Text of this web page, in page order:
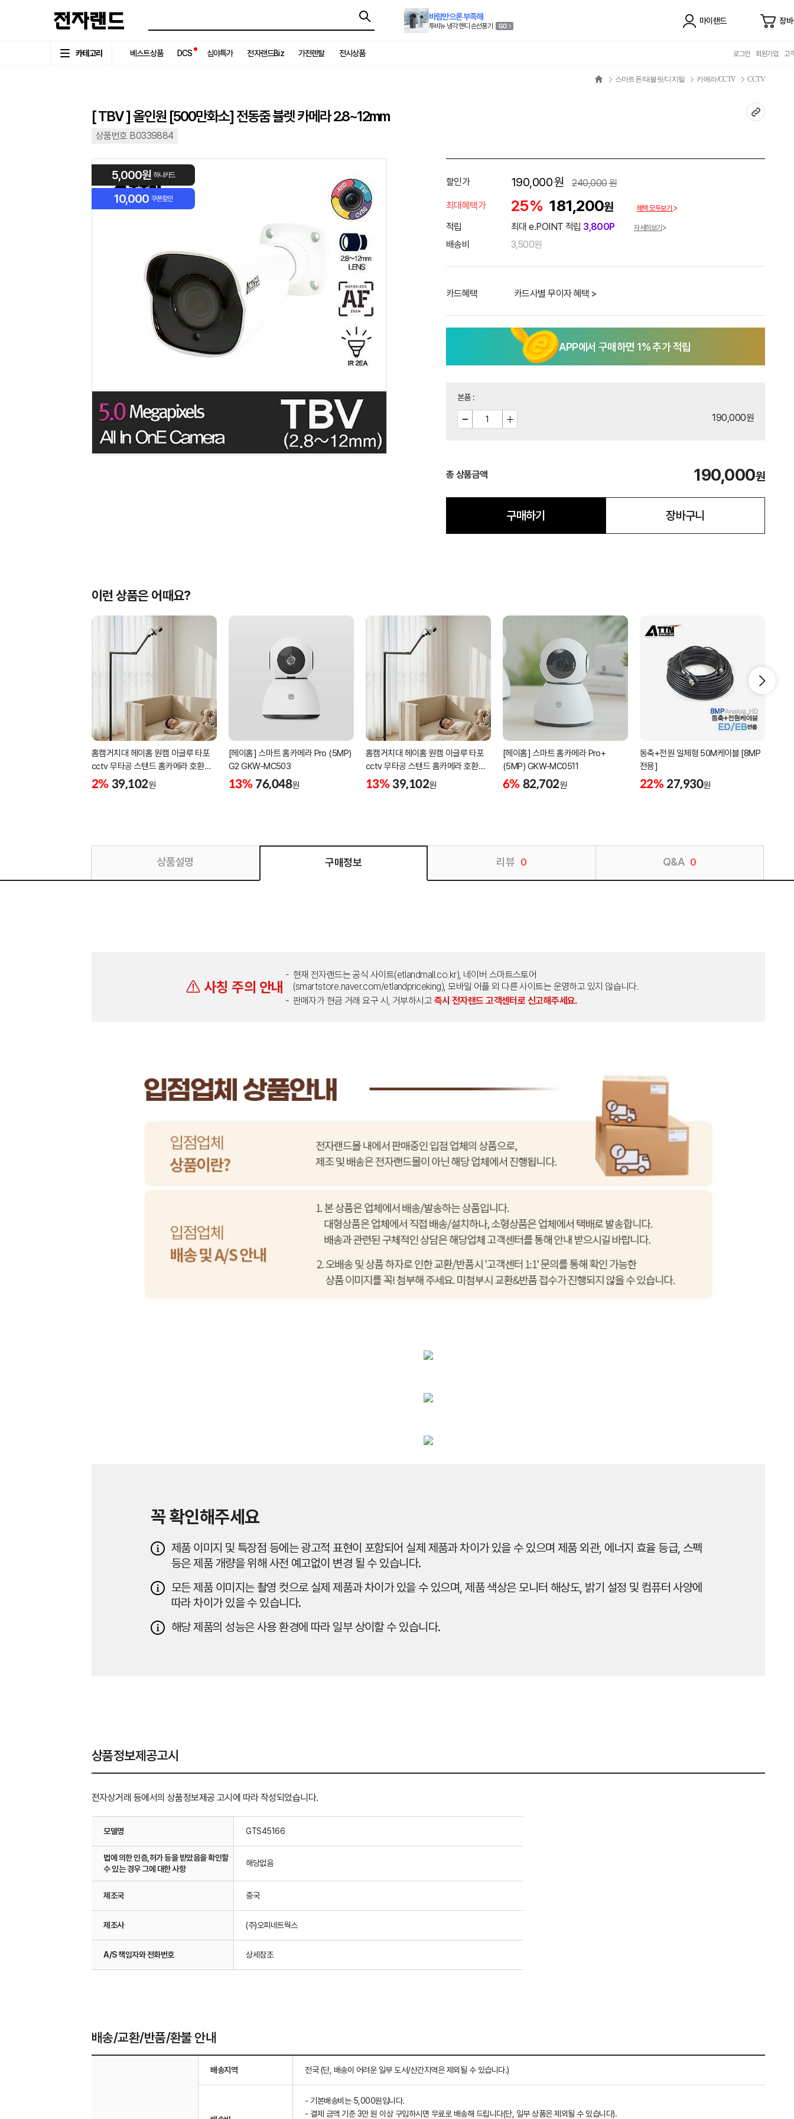
바람만으론 부족해
투비뉴 냉각 핸디 손선풍기
마이랜드 장
카테고리 베스트상품 DCS 심야특가 전자랜드Biz 가전렌탈 전시상품 로그인 회원가입 고
스마트폰/태블릿/디지털 카메라/CCTV CCTV
[ TBV ] 올인원 [500만화소] 전동줌 뷸렛 카메라 2.8~12mm
상품번호 B0339884
5,000원 하나카드
10,000 쿠폰할인
할인가 190,000원 240,000원
최대혜택가
25% 181,200원 혜택 모두보기
적립 최대 e.POINT 적립 3,800P 자세히보기
배송비 3,500원
카드혜택 카드사별 무이자 혜택 >
APP에서 구매하면 1% 추가 적립
본품:
190,000원
총 상품금액 190,000원
구매하기 장바구니
이런 상품은 어때요?
홈캠거치대 헤이홈 원캠 이글루 타포
cctv 무타공 스탠드 홈카메라 호환
침대 펫 부모님 가정용 거치대
2% 39,102원
[헤이홈] 스마트 홈카메라 Pro (5MP)
G2 GKW-MC503
13% 76,048원
홈캠거치대 헤이홈 원캠 이글루 타포
cctv 무타공 스탠드 홈카메라 호환
침대 펫 부모님 가정용 거치대
13% 39,102원
[헤이홈] 스마트 홈카메라 Pro+
(5MP) GKW-MC0511
6% 82,702원
동축+전원 일체형 50M케이블 [8MP
전용]
22% 27,930원
상품설명 구매정보 리뷰 0 Q&A 0
사칭 주의 안내
현재 전자랜드는 공식 사이트(etlandmall.co.kr), 네이버 스마트스토어
(smartstore.naver.com/etlandpriceking), 모바일 어플 외 다른 사이트는 운영하고 있지 않습니다.
판매자가 현금 거래 요구 시, 거부하시고 즉시 전자랜드 고객센터로 신고해주세요.
꼭 확인해주세요
제품 이미지 및 특장점 등에는 광고적 표현이 포함되어 실제 제품과 차이가 있을 수 있으며 제품 외관, 에너지 효율 등급, 스펙
등은 제품 개량을 위해 사전 예고없이 변경 될 수 있습니다.
모든 제품 이미지는 촬영 컷으로 실제 제품과 차이가 있을 수 있으며, 제품 색상은 모니터 해상도, 밝기 설정 및 컴퓨터 사양에
따라 차이가 있을 수 있습니다.
해당 제품의 성능은 사용 환경에 따라 일부 상이할 수 있습니다.
상품정보제공고시
전자상거래 등에서의 상품정보제공 고시에 따라 작성되었습니다.
모델명 GTS45166
법에 의한 인증,허가 등을 받았음을 확인할
수 있는 경우 그에 대한 사항
해당없음
제조국 중국
제조사 (주)오피네트웍스
A/S 책임자와 전화번호 상세참조
배송/교환/반품/환불 안내
배송지역 전국 (단, 배송이 어려운 일부 도서/산간지역은 제외될 수 있습니다.)
- 기본배송비는 5,000원입니다.
- 결제 금액 기준 3만 원 이상 구입하시면 무료로 배송해 드립니다(단, 일부 상품은 제외될 수 있습니다).